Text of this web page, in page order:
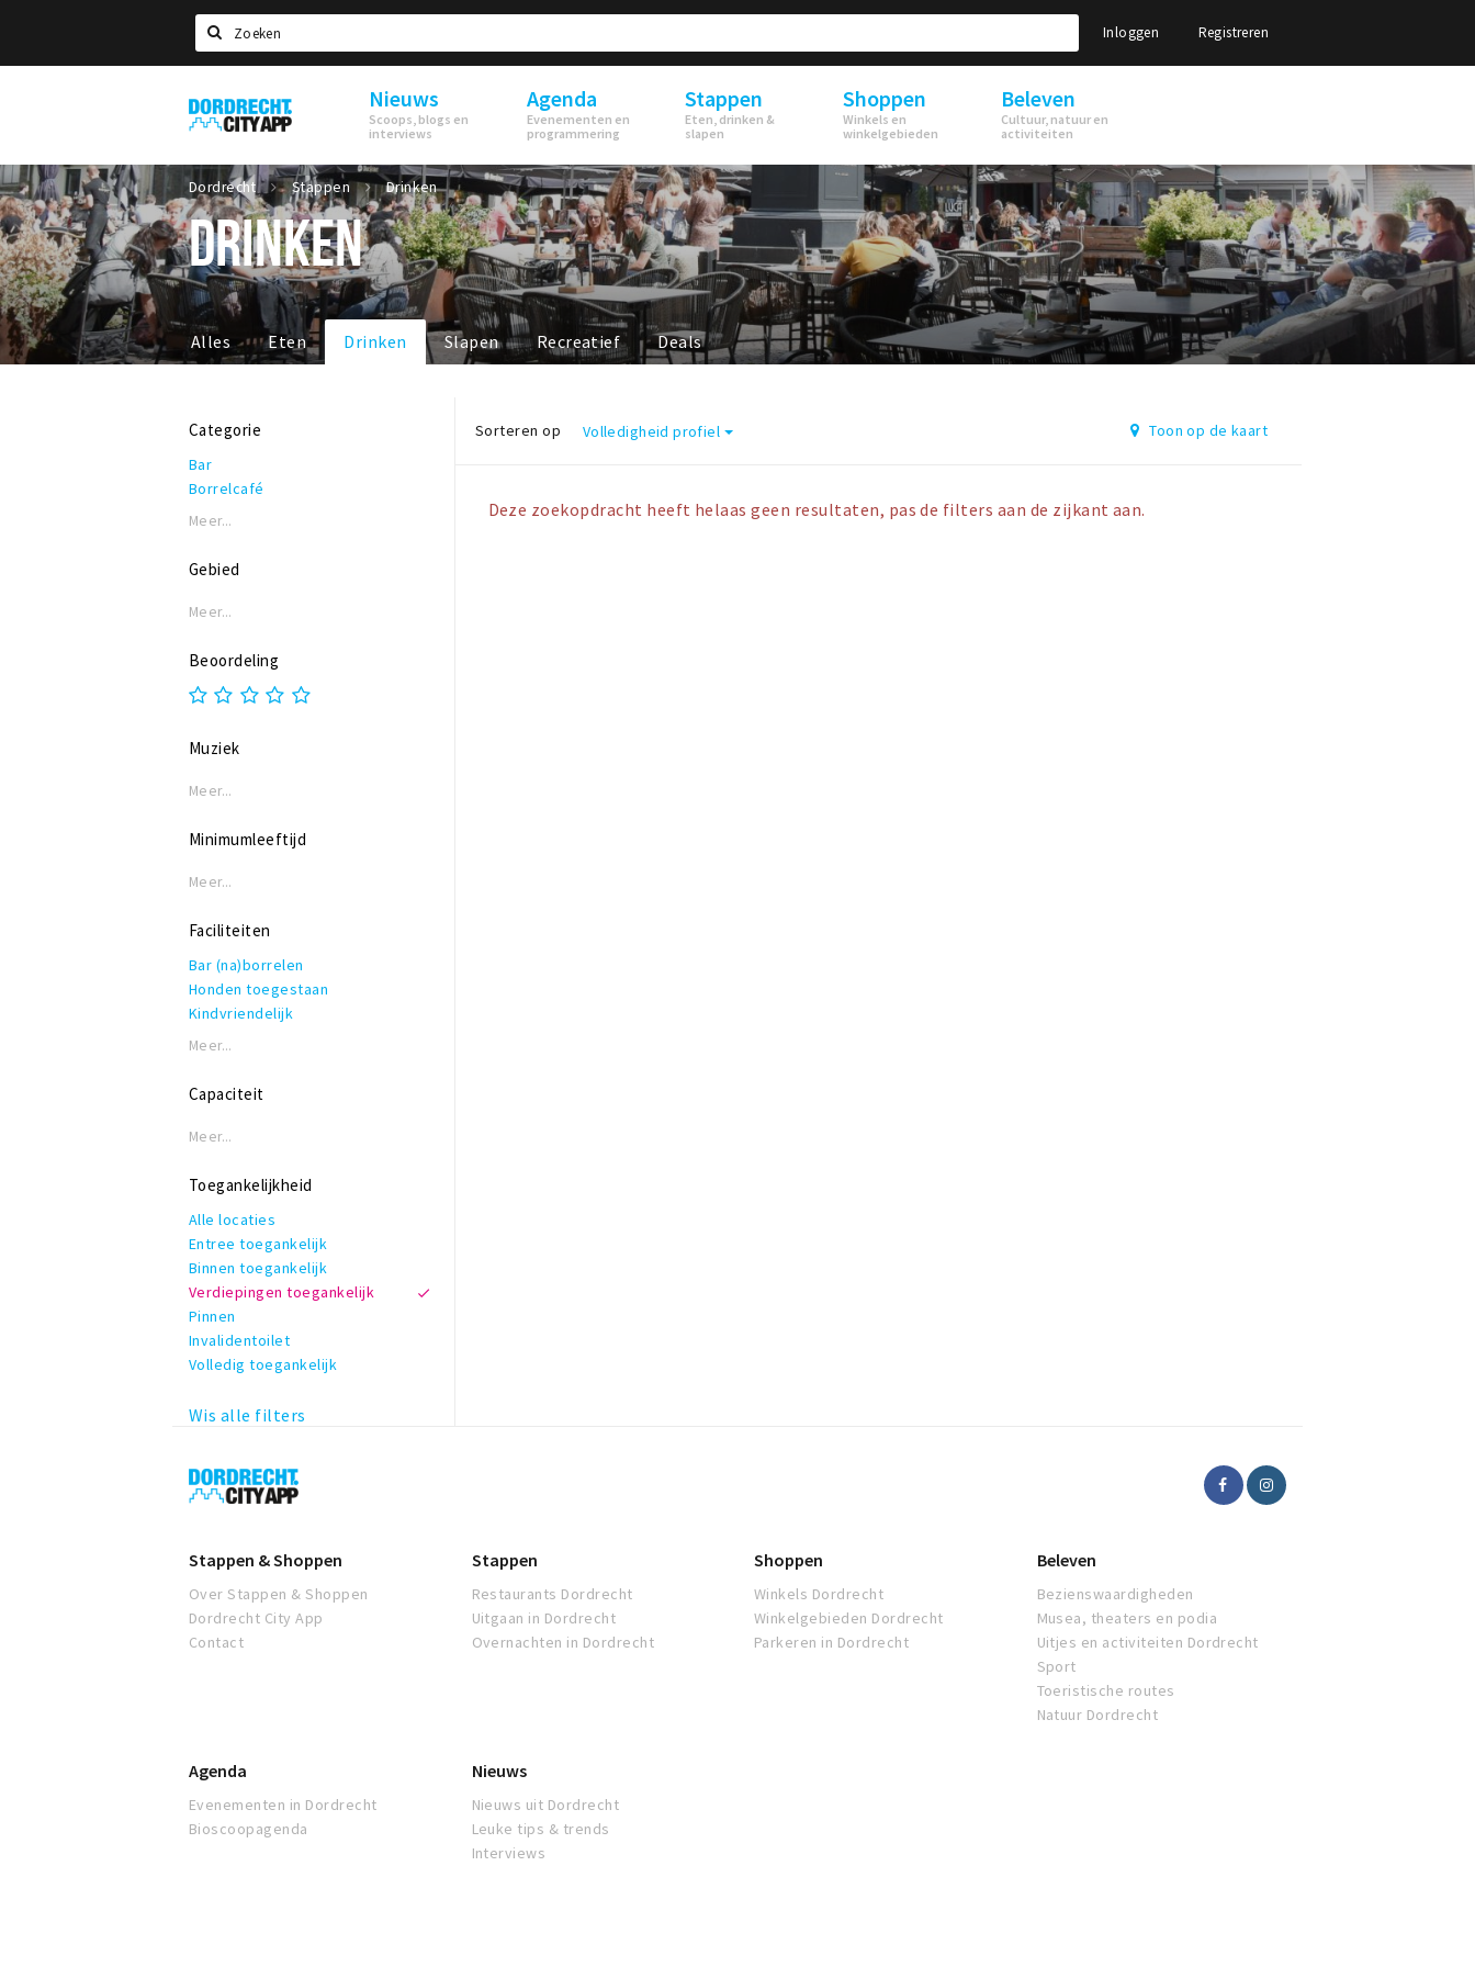
Zoeken
Inloggen Registreren
Dordrecht
City
Nieuws
Scoops, blogs en
interviews
Agenda
Evenementen en
programmering
Stappen
Eten, drinken &
slapen
Shoppen
Winkels en
winkelgebieden
Beleven
Cultuur, natuur en
activiteiten
Dordrecht Stappen Drinken
DRINKEN
Alles Eten Drinken Slapen Recreatief Deals
Categorie
Bar
Borrelcafé
Meer...
Gebied
Meer...
Beoordeling
Muziek
Meer...
Minimumleeftijd
Meer...
Faciliteiten
Bar (na)borrelen
Honden toegestaan
Kindvriendelijk
Reserveren mogelijk
Te huur voor privé gelegenheden
WiFi
Meer...
Capaciteit
Meer...
Toegankelijkheid
Alle locaties
Entree toegankelijk
Binnen toegankelijk
Verdiepingen toegankelijk
Pinnen
Invalidentoilet
Volledig toegankelijk
Wis alle filters
Sorteren op Volledigheid profiel Toon op de kaart
Deze zoekopdracht heeft helaas geen resultaten, pas de filters aan de zijkant aan.
Dordrecht
City
Stappen & Shoppen
Over Stappen & Shoppen
Dordrecht City App
Contact
Stappen
Restaurants Dordrecht
Uitgaan in Dordrecht
Overnachten in Dordrecht
Shoppen
Winkels Dordrecht
Winkelgebieden Dordrecht
Parkeren in Dordrecht
Beleven
Bezienswaardigheden
Musea, theaters en podia
Uitjes en activiteiten Dordrecht
Sport
Toeristische routes
Natuur Dordrecht
Agenda
Evenementen in Dordrecht
Bioscoopagenda
Nieuws
Nieuws uit Dordrecht
Leuke tips & trends
Interviews